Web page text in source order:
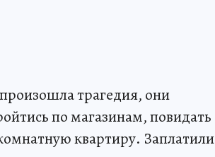
трагедия, они
по магазинам, повидать
квартиру. Заплатили